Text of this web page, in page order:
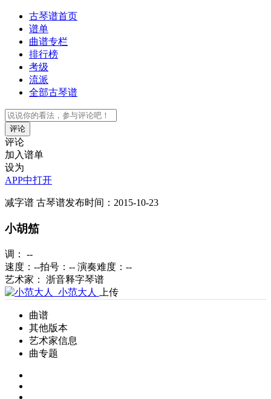
古琴谱首页
谱单
曲谱专栏
排行榜
考级
流派
全部古琴谱
评论
评论
加入谱单
设为
APP中打开
减字谱 古琴谱发布时间：2015-10-23
小胡笳
调： --
速度：--拍号：-- 演奏难度： --
艺术家： 浙音释字琴谱
小范大人
上传
曲谱
其他版本
艺术家信息
曲专题